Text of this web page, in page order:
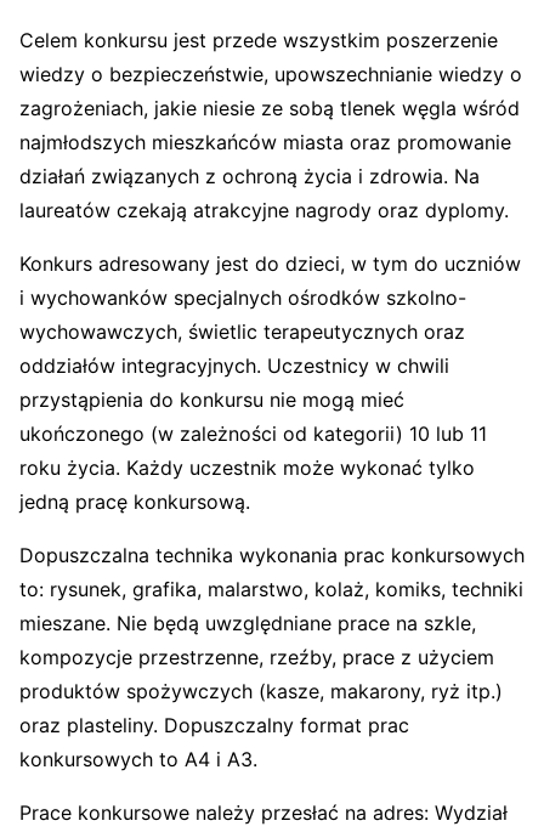
Celem konkursu jest przede wszystkim poszerzenie
wiedzy o bezpieczeństwie, upowszechnianie wiedzy o
zagrożeniach, jakie niesie ze sobą tlenek węgla wśród
najmłodszych mieszkańców miasta oraz promowanie
działań związanych z ochroną życia i zdrowia. Na
laureatów czekają atrakcyjne nagrody oraz dyplomy.
Konkurs adresowany jest do dzieci, w tym do uczniów
i wychowanków specjalnych ośrodków szkolno-
wychowawczych, świetlic terapeutycznych oraz
oddziałów integracyjnych. Uczestnicy w chwili
przystąpienia do konkursu nie mogą mieć
ukończonego (w zależności od kategorii) 10 lub 11
roku życia. Każdy uczestnik może wykonać tylko
jedną pracę konkursową.
Dopuszczalna technika wykonania prac konkursowych
to: rysunek, grafika, malarstwo, kolaż, komiks, techniki
mieszane. Nie będą uwzględniane prace na szkle,
kompozycje przestrzenne, rzeźby, prace z użyciem
produktów spożywczych (kasze, makarony, ryż itp.)
oraz plasteliny. Dopuszczalny format prac
konkursowych to A4 i A3.
Prace konkursowe należy przesłać na adres: Wydział